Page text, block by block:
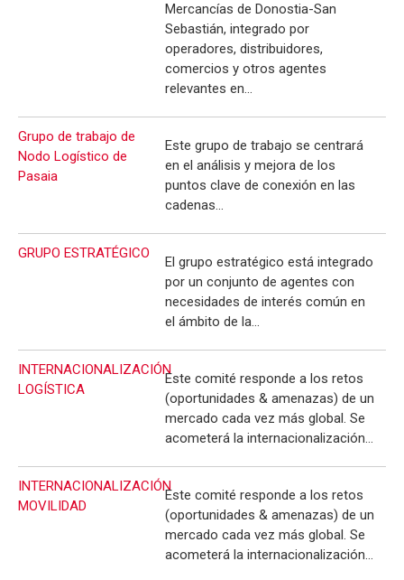
Mercancías de Donostia-San
Sebastián, integrado por
operadores, distribuidores,
comercios y otros agentes
relevantes en…
Grupo de trabajo de
Nodo Logístico de
Pasaia
Este grupo de trabajo se centrará
en el análisis y mejora de los
puntos clave de conexión en las
cadenas…
GRUPO ESTRATÉGICO
El grupo estratégico está integrado
por un conjunto de agentes con
necesidades de interés común en
el ámbito de la…
INTERNACIONALIZACIÓN
LOGÍSTICA
Este comité responde a los retos
(oportunidades & amenazas) de un
mercado cada vez más global. Se
acometerá la internacionalización…
INTERNACIONALIZACIÓN
MOVILIDAD
Este comité responde a los retos
(oportunidades & amenazas) de un
mercado cada vez más global. Se
acometerá la internacionalización…